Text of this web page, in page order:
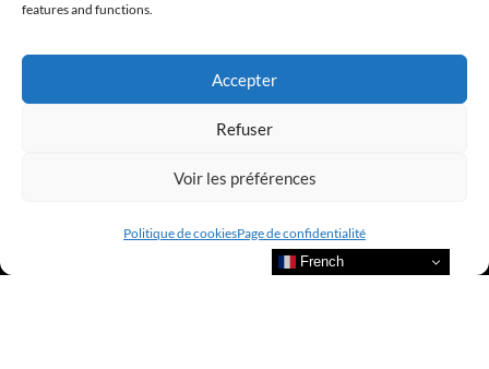
features and functions.
Accepter
Refuser
Voir les préférences
Politique de cookiesPage de confidentialité
French